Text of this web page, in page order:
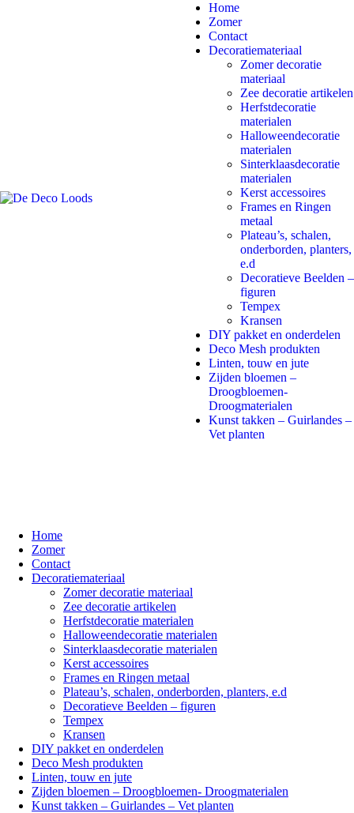
Home
Zomer
Contact
Decoratiemateriaal
Zomer decoratie
materiaal
Zee decoratie artikelen
Herfstdecoratie
materialen
Halloweendecoratie
materialen
Sinterklaasdecoratie
materialen
Kerst accessoires
Frames en Ringen
metaal
Plateau’s, schalen,
onderborden, planters,
e.d
Decoratieve Beelden –
figuren
Tempex
Kransen
DIY pakket en onderdelen
Deco Mesh produkten
Linten, touw en jute
Zijden bloemen –
Droogbloemen-
Droogmaterialen
Kunst takken – Guirlandes –
Vet planten
Home
Zomer
Contact
Decoratiemateriaal
Zomer decoratie materiaal
Zee decoratie artikelen
Herfstdecoratie materialen
Halloweendecoratie materialen
Sinterklaasdecoratie materialen
Kerst accessoires
Frames en Ringen metaal
Plateau’s, schalen, onderborden, planters, e.d
Decoratieve Beelden – figuren
Tempex
Kransen
DIY pakket en onderdelen
Deco Mesh produkten
Linten, touw en jute
Zijden bloemen – Droogbloemen- Droogmaterialen
Kunst takken – Guirlandes – Vet planten